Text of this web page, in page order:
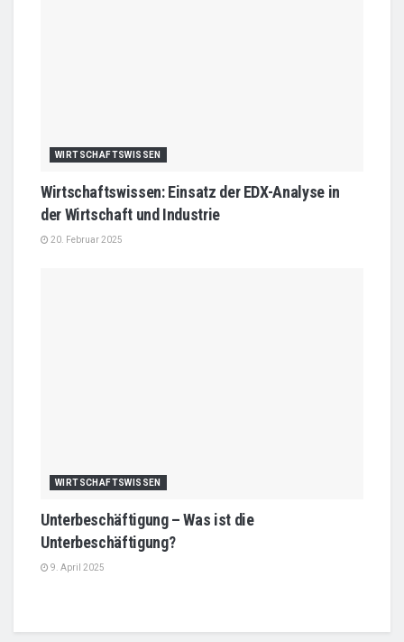
WIRTSCHAFTSWISSEN
Wirtschaftswissen: Einsatz der EDX-Analyse in
der Wirtschaft und Industrie
20. Februar 2025
WIRTSCHAFTSWISSEN
Unterbeschäftigung – Was ist die
Unterbeschäftigung?
9. April 2025